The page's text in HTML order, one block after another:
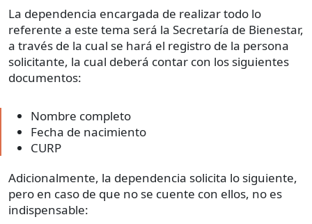
La dependencia encargada de realizar todo lo
referente a este tema será la Secretaría de Bienestar,
a través de la cual se hará el registro de la persona
solicitante, la cual deberá contar con los siguientes
documentos:
Nombre completo
Fecha de nacimiento
CURP
Adicionalmente, la dependencia solicita lo siguiente,
pero en caso de que no se cuente con ellos, no es
indispensable: